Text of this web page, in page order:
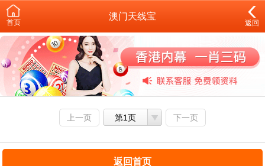
首页
澳门天线宝
返回
上一页 第1页 下一页
返回首页